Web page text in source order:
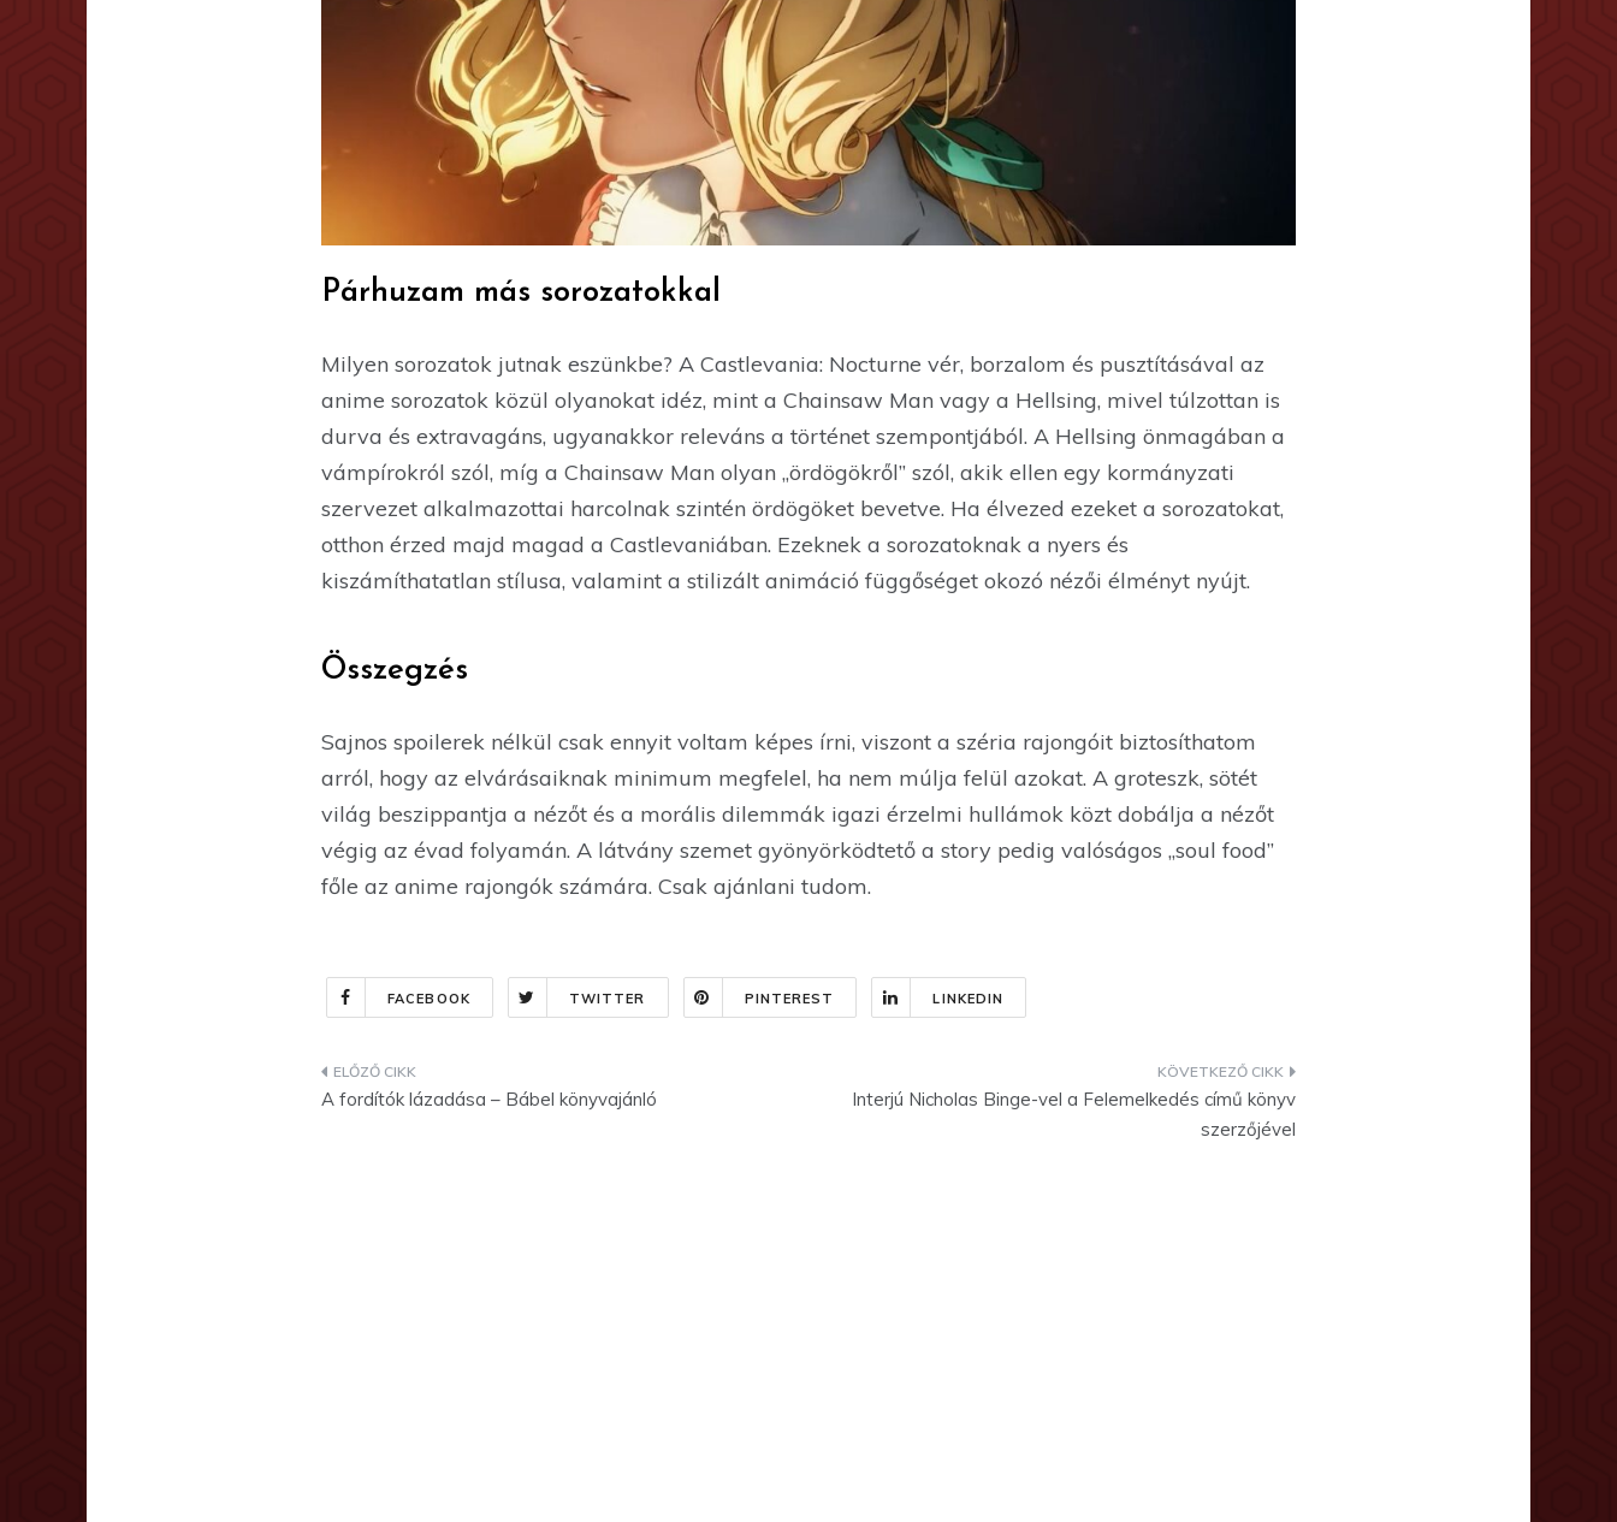
Párhuzam más sorozatokkal
Milyen sorozatok jutnak eszünkbe? A Castlevania: Nocturne vér, borzalom és pusztításával az
anime sorozatok közül olyanokat idéz, mint a Chainsaw Man vagy a Hellsing, mivel túlzottan is
durva és extravagáns, ugyanakkor releváns a történet szempontjából. A Hellsing önmagában a
vámpírokról szól, míg a Chainsaw Man olyan „ördögökről” szól, akik ellen egy kormányzati
szervezet alkalmazottai harcolnak szintén ördögöket bevetve. Ha élvezed ezeket a sorozatokat,
otthon érzed majd magad a Castlevaniában. Ezeknek a sorozatoknak a nyers és
kiszámíthatatlan stílusa, valamint a stilizált animáció függőséget okozó nézői élményt nyújt.
Összegzés
Sajnos spoilerek nélkül csak ennyit voltam képes írni, viszont a széria rajongóit biztosíthatom
arról, hogy az elvárásaiknak minimum megfelel, ha nem múlja felül azokat. A groteszk, sötét
világ beszippantja a nézőt és a morális dilemmák igazi érzelmi hullámok közt dobálja a nézőt
végig az évad folyamán. A látvány szemet gyönyörködtető a story pedig valóságos „soul food”
főle az anime rajongók számára. Csak ajánlani tudom.
FACEBOOK TWITTER PINTEREST LINKEDIN
Bejegyzés
A fordítók lázadása – Bábel könyvajánló
Interjú Nicholas Binge-vel a Felemelkedés című könyv
szerzőjével